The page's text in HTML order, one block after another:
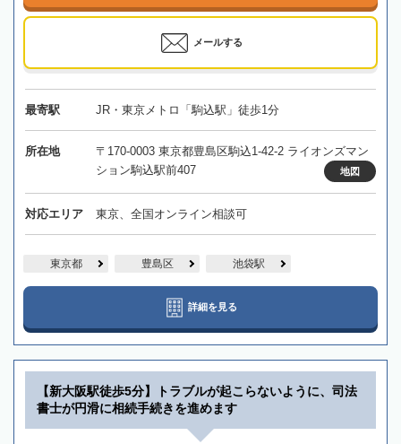
メールする
最寄駅 JR・東京メトロ「駒込駅」徒歩1分
所在地
〒170-0003 東京都豊島区駒込1-42-2 ライオンズマン
ション駒込駅前407
地図
対応エリア 東京、全国オンライン相談可
東京都 豊島区 池袋駅
詳細を見る
【新大阪駅徒歩5分】トラブルが起こらないように、司法
書士が円滑に相続手続きを進めます